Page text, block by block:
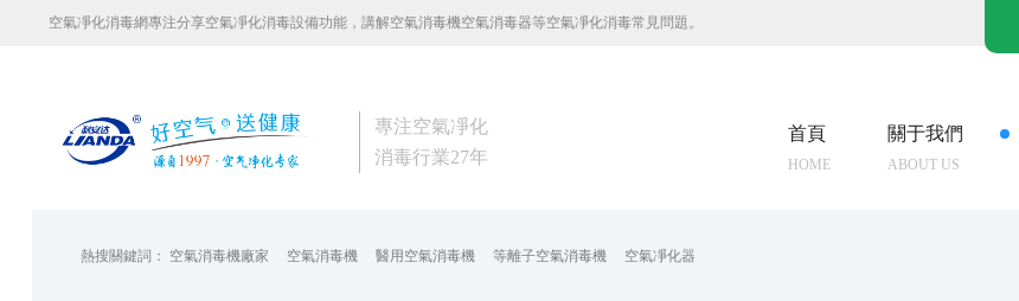
空氣凈化消毒網專注分享空氣凈化消毒設備功能，講解空氣消毒機空氣消毒器等空氣凈化消毒常見問題。
專注空氣凈化
消毒行業27年
首頁
HOME
關于我們
ABOUT US
熱搜關鍵詞： 空氣消毒機廠家 空氣消毒機 醫用空氣消毒機 等離子空氣消毒機 空氣凈化器